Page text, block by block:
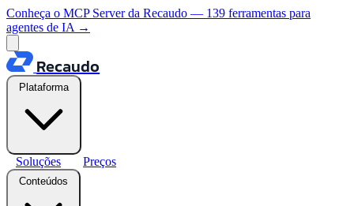
Conheça o MCP Server da Recaudo — 139 ferramentas para
agentes de IA →
Recaudo
Plataforma
Soluções Preços
Conteúdos